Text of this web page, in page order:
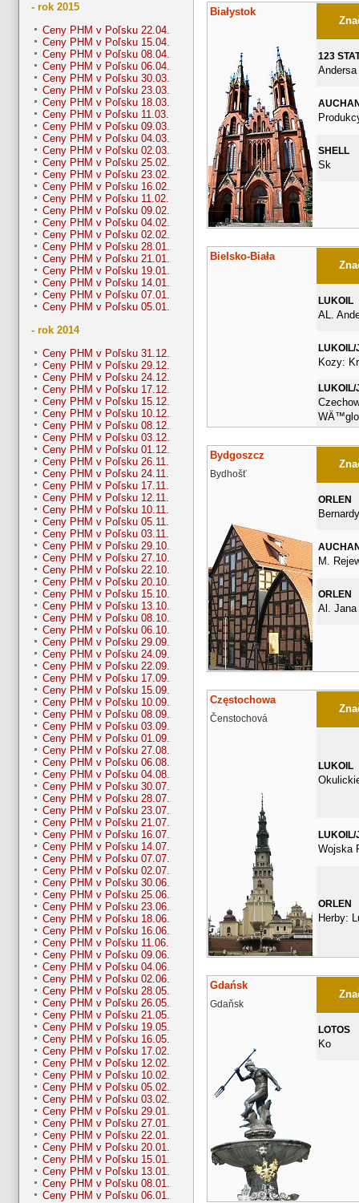
- rok 2015
Ceny PHM v Poľsku 22.04.
Ceny PHM v Poľsku 15.04.
Ceny PHM v Poľsku 08.04.
Ceny PHM v Poľsku 06.04.
Ceny PHM v Poľsku 30.03.
Ceny PHM v Poľsku 23.03.
Ceny PHM v Poľsku 18.03.
Ceny PHM v Poľsku 11.03.
Ceny PHM v Poľsku 09.03.
Ceny PHM v Poľsku 04.03.
Ceny PHM v Poľsku 02.03.
Ceny PHM v Poľsku 25.02.
Ceny PHM v Poľsku 23.02.
Ceny PHM v Poľsku 16.02.
Ceny PHM v Poľsku 11.02.
Ceny PHM v Poľsku 09.02.
Ceny PHM v Poľsku 04.02.
Ceny PHM v Poľsku 02.02.
Ceny PHM v Poľsku 28.01.
Ceny PHM v Poľsku 21.01.
Ceny PHM v Poľsku 19.01.
Ceny PHM v Poľsku 14.01.
Ceny PHM v Poľsku 07.01.
Ceny PHM v Poľsku 05.01.
- rok 2014
Ceny PHM v Poľsku 31.12.
Ceny PHM v Poľsku 29.12.
Ceny PHM v Poľsku 24.12.
Ceny PHM v Poľsku 17.12.
Ceny PHM v Poľsku 15.12.
Ceny PHM v Poľsku 10.12.
Ceny PHM v Poľsku 08.12.
Ceny PHM v Poľsku 03.12.
Ceny PHM v Poľsku 01.12.
Ceny PHM v Poľsku 26.11.
Ceny PHM v Poľsku 24.11.
Ceny PHM v Poľsku 17.11.
Ceny PHM v Poľsku 12.11.
Ceny PHM v Poľsku 10.11.
Ceny PHM v Poľsku 05.11.
Ceny PHM v Poľsku 03.11.
Ceny PHM v Poľsku 29.10.
Ceny PHM v Poľsku 27.10.
Ceny PHM v Poľsku 22.10.
Ceny PHM v Poľsku 20.10.
Ceny PHM v Poľsku 15.10.
Ceny PHM v Poľsku 13.10.
Ceny PHM v Poľsku 08.10.
Ceny PHM v Poľsku 06.10.
Ceny PHM v Poľsku 29.09.
Ceny PHM v Poľsku 24.09.
Ceny PHM v Poľsku 22.09.
Ceny PHM v Poľsku 17.09.
Ceny PHM v Poľsku 15.09.
Ceny PHM v Poľsku 10.09.
Ceny PHM v Poľsku 08.09.
Ceny PHM v Poľsku 03.09.
Ceny PHM v Poľsku 01.09.
Ceny PHM v Poľsku 27.08.
Ceny PHM v Poľsku 06.08.
Ceny PHM v Poľsku 04.08.
Ceny PHM v Poľsku 30.07.
Ceny PHM v Poľsku 28.07.
Ceny PHM v Poľsku 23.07.
Ceny PHM v Poľsku 21.07.
Ceny PHM v Poľsku 16.07.
Ceny PHM v Poľsku 14.07.
Ceny PHM v Poľsku 07.07.
Ceny PHM v Poľsku 02.07.
Ceny PHM v Poľsku 30.06.
Ceny PHM v Poľsku 25.06.
Ceny PHM v Poľsku 23.06.
Ceny PHM v Poľsku 18.06.
Ceny PHM v Poľsku 16.06.
Ceny PHM v Poľsku 11.06.
Ceny PHM v Poľsku 09.06.
Ceny PHM v Poľsku 04.06.
Ceny PHM v Poľsku 02.06.
Ceny PHM v Poľsku 28.05.
Ceny PHM v Poľsku 26.05.
Ceny PHM v Poľsku 21.05.
Ceny PHM v Poľsku 19.05.
Ceny PHM v Poľsku 16.05.
Ceny PHM v Poľsku 17.02.
Ceny PHM v Poľsku 12.02.
Ceny PHM v Poľsku 10.02.
Ceny PHM v Poľsku 05.02.
Ceny PHM v Poľsku 03.02.
Ceny PHM v Poľsku 29.01.
Ceny PHM v Poľsku 27.01.
Ceny PHM v Poľsku 22.01.
Ceny PHM v Poľsku 20.01.
Ceny PHM v Poľsku 15.01.
Ceny PHM v Poľsku 13.01.
Ceny PHM v Poľsku 08.01.
Ceny PHM v Poľsku 06.01.
Białystok
123
Andersa
SHELL
Sk
Bielsko-Biała
LUKOIL
AL.
LUKOIL/
Kozy:
LUKOIL/
Bydgoszcz
Bydhošť
ORLEN
Bernardy
M.
ORLEN
Al. Jana
Częstochowa
Čenstochová
LUKOIL
LUKOIL/
Wojska
ORLEN
Herby:
Gdańsk
Gdaňsk
LOTOS
Ko